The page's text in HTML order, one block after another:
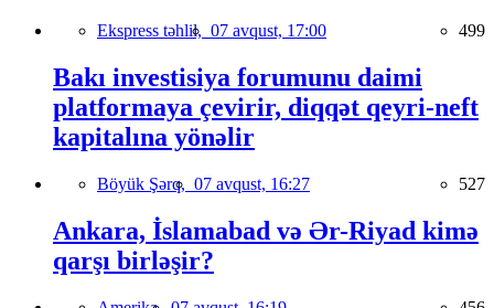
Ekspress təhlil, 07 avqust, 17:00 499
Bakı investisiya forumunu daimi
platformaya çevirir, diqqət qeyri-neft
kapitalına yönəlir
Böyük Şərq, 07 avqust, 16:27 527
Ankara, İslamabad və Ər-Riyad kimə
qarşı birləşir?